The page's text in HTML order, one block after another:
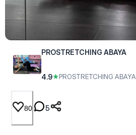
PROSTRETCHING ABAYA
4.9★PROSTRETCHING ABAYA
80 5